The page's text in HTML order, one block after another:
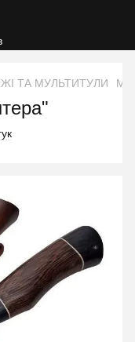
ТА МУЛЬТИТУЛИ